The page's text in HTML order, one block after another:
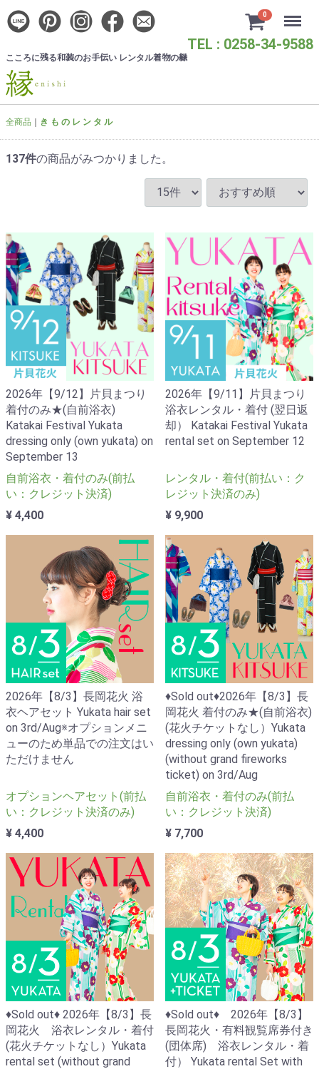
TEL : 0258-34-9588
こころに残る和装のお手伝い レンタル着物の縁
0 Menu
全商品 き も の レ ン タ ル
137件の商品がみつかりました。
2026年【9/12】片貝まつり
着付のみ★(自前浴衣)
Katakai Festival Yukata
dressing only (own yukata) on
September 13
自前浴衣・着付のみ(前払
い：クレジット決済)
¥ 4,400
2026年【9/11】片貝まつり
浴衣レンタル・着付 (翌日返
却） Katakai Festival Yukata
rental set on September 12
レンタル・着付(前払い：ク
レジット決済のみ)
¥ 9,900
2026年【8/3】長岡花火 浴
衣ヘアセット Yukata hair set
on 3rd/Aug※オプションメニ
ューのため単品での注文はい
ただけません
オプションヘアセット(前払
い：クレジット決済のみ)
¥ 4,400
♦Sold out♦2026年【8/3】長
岡花火 着付のみ★(自前浴衣)
(花火チケットなし）Yukata
dressing only (own yukata)
(without grand fireworks
ticket) on 3rd/Aug
自前浴衣・着付のみ(前払
い：クレジット決済)
¥ 7,700
♦Sold out♦ 2026年【8/3】長
岡花火 浴衣レンタル・着付
(花火チケットなし）Yukata
rental set (without grand
♦Sold out♦ 2026年【8/3】
長岡花火・有料観覧席券付き
(団体席) 浴衣レンタル・着
付） Yukata rental Set with